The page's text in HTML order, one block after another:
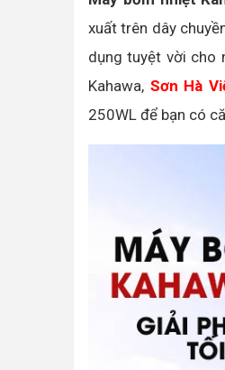
xuất trên dây
dụng tuyệt vời cho
Kahawa, Sơn Hà
250WL để bạn có